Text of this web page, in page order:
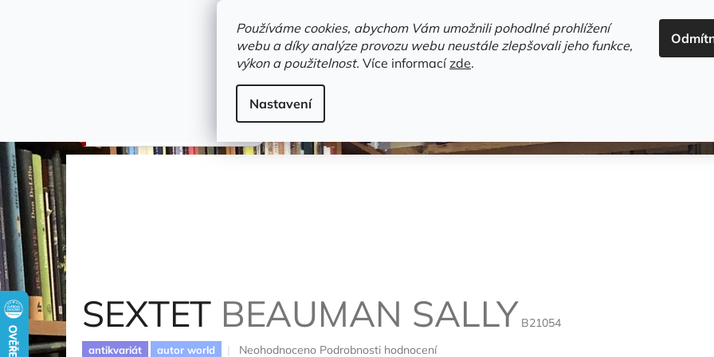
Používáme cookies, abychom Vám umožnili pohodlné prohlížení
webu a díky analýze provozu webu neustále zlepšovali jeho funkce,
výkon a použitelnost. Více informacízde.
Nastavení
HLEDAT
Novinky Trvalky a bestsellery
SEXTET BEAUMAN SALLY B21054
antikvariát autor world
Průměrné
Neohodnoceno Podrobnosti hodnocení